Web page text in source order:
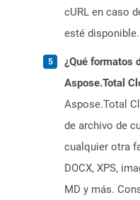
cURL en caso
esté disponible.
¿Qué formatos
Aspose.Total
Aspose.Total
de archivo de
cualquier otra
DOCX, XPS,
MD y más.